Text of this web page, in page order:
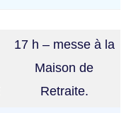
17 h – messe à la
Maison de
Retraite.